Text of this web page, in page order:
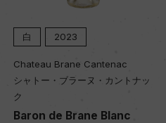
白 2023
Chateau Brane Cantenac
シャトー・ブラーヌ・カントナッ
ク
Baron de Brane Blanc